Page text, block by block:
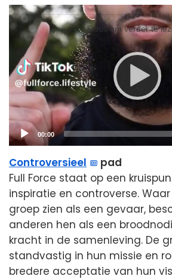
Video
Player
Scroll om verder te
Current
time
00:00
Controversieel
pad
Full Force staat op een
inspiratie en controverse.
groep zien als een gevaar,
anderen hen als een
kracht in de samenleving. De
standvastig in hun missie en
bredere acceptatie van hun